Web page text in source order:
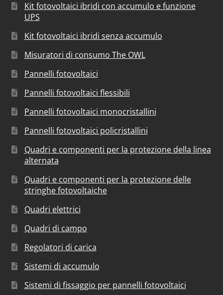
Kit fotovoltaici ibridi con accumulo e funzione
UPS
Kit fotovoltaici ibridi senza accumulo
Misuratori di consumo The OWL
Pannelli fotovoltaici
Pannelli fotovoltaici flessibili
Pannelli fotovoltaici monocristallini
Pannelli fotovoltaici policristallini
Quadri e componenti per la protezione della linea
alternata
Quadri e componenti per la protezione delle
stringhe fotovoltaiche
Quadri elettrici
Quadri di campo
Regolatori di carica
Sistemi di accumulo
Sistemi di fissaggio per pannelli fotovoltaici